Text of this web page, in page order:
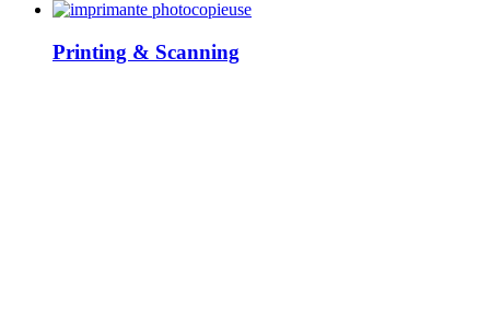
Printing & Scanning